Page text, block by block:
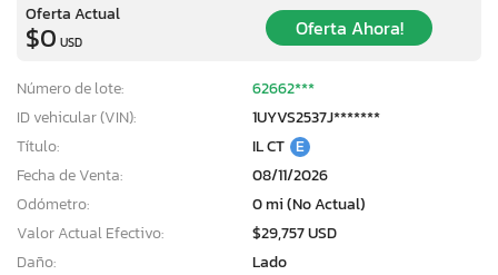
Oferta Actual
$0 USD
Oferta Ahora!
Número de lote:
62662***
ID vehicular (VIN):
1UYVS2537J*******
Título:
IL CT E
Fecha de Venta:
08/11/2026
Odómetro:
0 mi (No Actual)
Valor Actual Efectivo:
$29,757 USD
Daño:
Lado